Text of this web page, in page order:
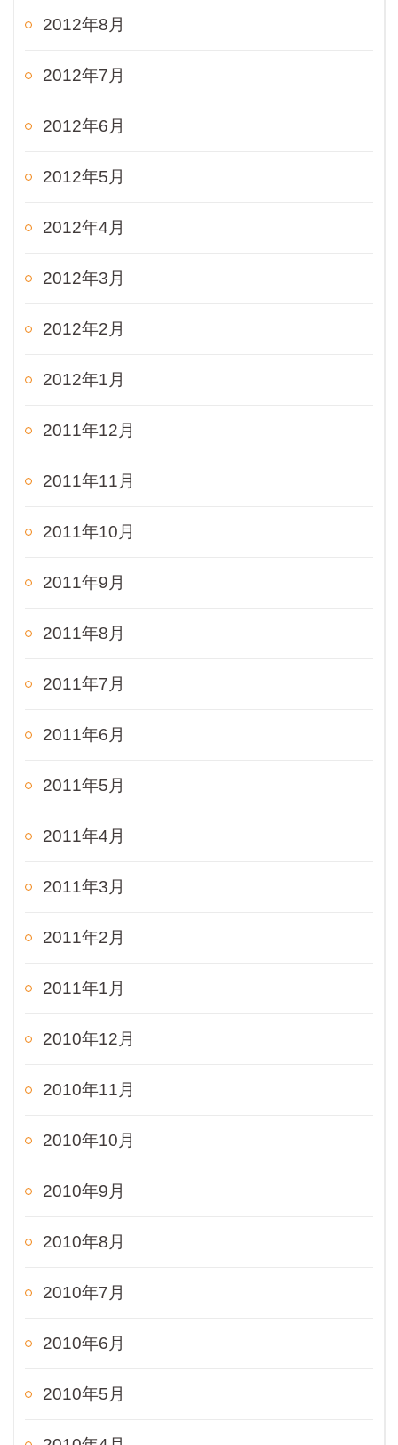
2012年8月
2012年7月
2012年6月
2012年5月
2012年4月
2012年3月
2012年2月
2012年1月
2011年12月
2011年11月
2011年10月
2011年9月
2011年8月
2011年7月
2011年6月
2011年5月
2011年4月
2011年3月
2011年2月
2011年1月
2010年12月
2010年11月
2010年10月
2010年9月
2010年8月
2010年7月
2010年6月
2010年5月